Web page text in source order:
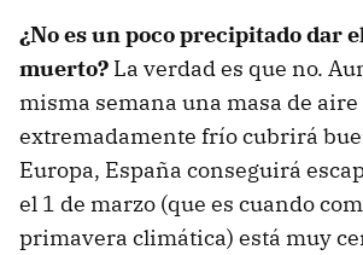
¿No es un poco precipitado dar
muerto? La verdad es que no.
misma semana una masa de aire
extremadamente frío cubrirá
Europa, España conseguirá
el 1 de marzo (que es cuando
primavera climática) está muy